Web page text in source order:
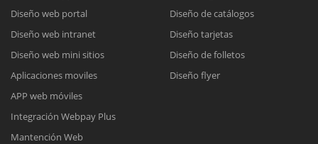
Diseño web portal
Diseño web intranet
Diseño web mini sitios
Aplicaciones moviles
APP web móviles
Integración Webpay Plus
Mantención Web
Diseño de catálogos
Diseño tarjetas
Diseño de folletos
Diseño flyer